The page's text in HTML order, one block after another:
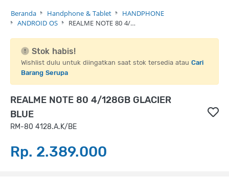
Beranda Handphone & Tablet
HANDPHONE
ANDROID OS
REALME NOTE 80 4/…
Stok habis!
Wishlist dulu untuk diingatkan saat stok tersedia atau Cari
Barang Serupa
REALME NOTE 80 4/128GB GLACIER
BLUE
RM-80 4128.A.K/BE
Rp. 2.389.000